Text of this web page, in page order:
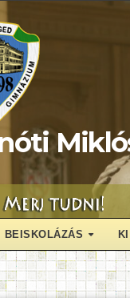
BEISKOLÁZÁS